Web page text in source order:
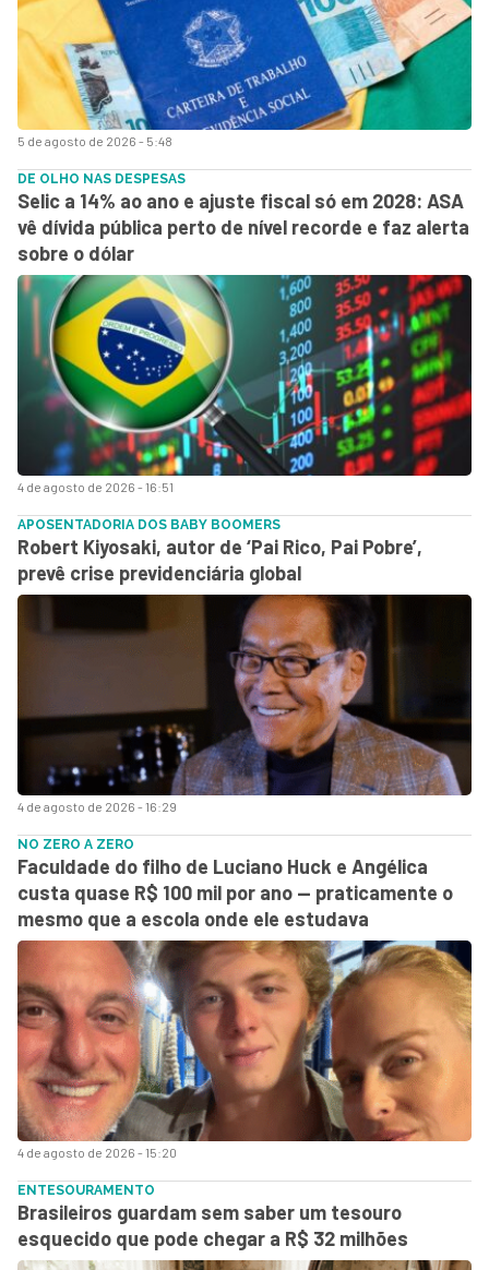
5 de agosto de 2026 - 5:48
4 de agosto de 2026 - 16:51
DE OLHO NAS DESPESAS
Selic a 14% ao ano e ajuste fiscal só em 2028: ASA
vê dívida pública perto de nível recorde e faz alerta
sobre o dólar
4 de agosto de 2026 - 16:29
APOSENTADORIA DOS BABY BOOMERS
Robert Kiyosaki, autor de ‘Pai Rico, Pai Pobre’,
prevê crise previdenciária global
4 de agosto de 2026 - 15:20
NO ZERO A ZERO
Faculdade do filho de Luciano Huck e Angélica
custa quase R$ 100 mil por ano — praticamente o
mesmo que a escola onde ele estudava
ENTESOURAMENTO
Brasileiros guardam sem saber um tesouro
esquecido que pode chegar a R$ 32 milhões